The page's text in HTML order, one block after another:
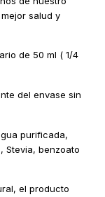
salud y
de 50 ml ( 1/4
del envase sin
purificada,
Stevia, benzoato
el producto